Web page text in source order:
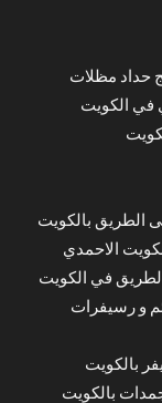
حداد مظلات
في الكويت
الطريق بالكويت
الاحمدي
في الكويت
و رسيفرات
بالكويت
بالكويت